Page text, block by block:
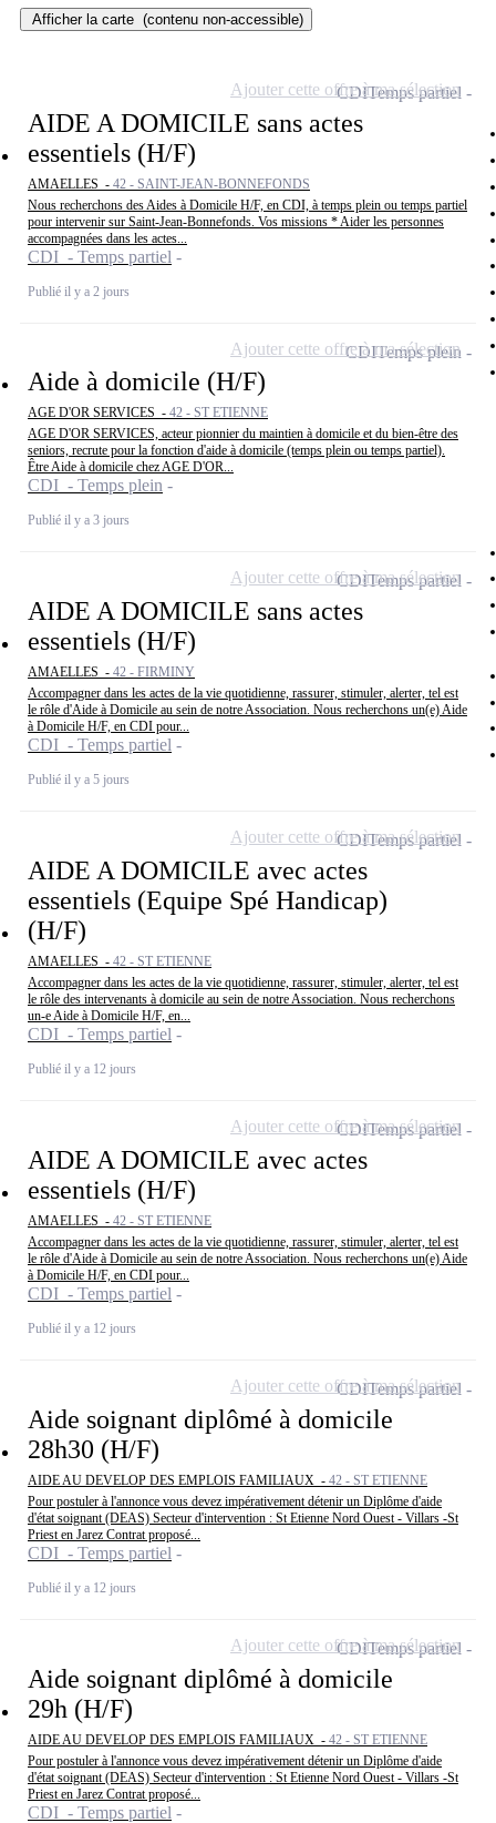
Afficher la carte (contenu non-accessible)
AIDE A DOMICILE sans actes
essentiels (H/F)
AMAELLES - 42 - SAINT-JEAN-BONNEFONDS
Nous recherchons des Aides à Domicile H/F, en CDI, à temps plein ou temps partiel
pour intervenir sur Saint-Jean-Bonnefonds. Vos missions * Aider les personnes
accompagnées dans les actes...
CDI - Temps partiel
Publié il y a 2 jours
CDITemps partiel
Ajouter cette offre à ma sélection
Aide à domicile (H/F)
AGE D'OR SERVICES - 42 - ST ETIENNE
AGE D'OR SERVICES, acteur pionnier du maintien à domicile et du bien-être des
seniors, recrute pour la fonction d'aide à domicile (temps plein ou temps partiel).
Être Aide à domicile chez AGE D'OR...
CDI - Temps plein
Publié il y a 3 jours
CDITemps plein
Ajouter cette offre à ma sélection
AIDE A DOMICILE sans actes
essentiels (H/F)
AMAELLES - 42 - FIRMINY
Accompagner dans les actes de la vie quotidienne, rassurer, stimuler, alerter, tel est
le rôle d'Aide à Domicile au sein de notre Association. Nous recherchons un(e) Aide
à Domicile H/F, en CDI pour...
CDI - Temps partiel
Publié il y a 5 jours
CDITemps partiel
Ajouter cette offre à ma sélection
AIDE A DOMICILE avec actes
essentiels (Equipe Spé Handicap)
(H/F)
AMAELLES - 42 - ST ETIENNE
Accompagner dans les actes de la vie quotidienne, rassurer, stimuler, alerter, tel est
le rôle des intervenants à domicile au sein de notre Association. Nous recherchons
un-e Aide à Domicile H/F, en...
CDI - Temps partiel
Publié il y a 12 jours
CDITemps partiel
Ajouter cette offre à ma sélection
AIDE A DOMICILE avec actes
essentiels (H/F)
AMAELLES - 42 - ST ETIENNE
Accompagner dans les actes de la vie quotidienne, rassurer, stimuler, alerter, tel est
le rôle d'Aide à Domicile au sein de notre Association. Nous recherchons un(e) Aide
à Domicile H/F, en CDI pour...
CDI - Temps partiel
Publié il y a 12 jours
CDITemps partiel
Ajouter cette offre à ma sélection
Aide soignant diplômé à domicile
28h30 (H/F)
AIDE AU DEVELOP DES EMPLOIS FAMILIAUX - 42 - ST ETIENNE
Pour postuler à l'annonce vous devez impérativement détenir un Diplôme d'aide
d'état soignant (DEAS) Secteur d'intervention : St Etienne Nord Ouest - Villars -St
Priest en Jarez Contrat proposé...
CDI - Temps partiel
Publié il y a 12 jours
CDITemps partiel
Ajouter cette offre à ma sélection
Aide soignant diplômé à domicile
29h (H/F)
AIDE AU DEVELOP DES EMPLOIS FAMILIAUX - 42 - ST ETIENNE
Pour postuler à l'annonce vous devez impérativement détenir un Diplôme d'aide
d'état soignant (DEAS) Secteur d'intervention : St Etienne Nord Ouest - Villars -St
Priest en Jarez Contrat proposé...
CDI - Temps partiel
CDITemps partiel
Ajouter cette offre à ma sélection